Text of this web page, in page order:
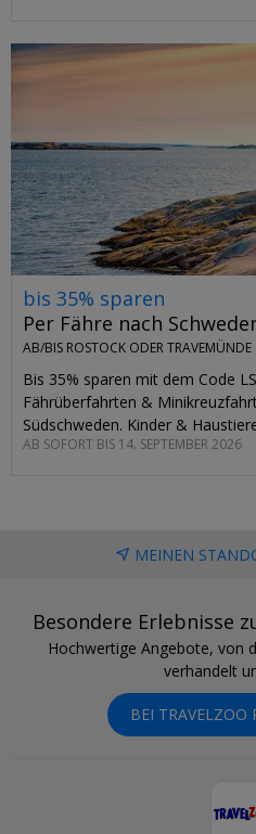
bis 35% sparen
Per Fähre nach
AB/BIS ROSTOCK ODER TRAVEMÜNDE
Bis 35% sparen mit dem Code
Fährüberfahrten &
Südschweden. Kinder &
AB SOFORT BIS 14. SEPTEMBER 2026
MEINEN
Besondere Erlebnisse
Hochwertige Angebote, von
verhandelt
BEI TRAVELZOO